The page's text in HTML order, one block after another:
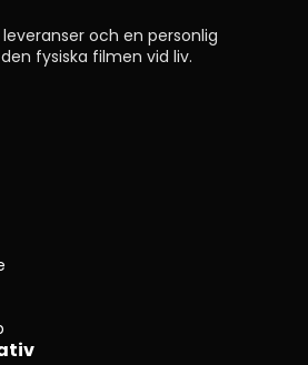
och en personlig
fysiska filmen vid liv.